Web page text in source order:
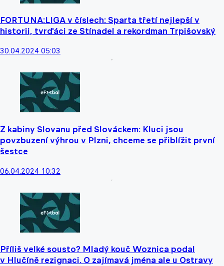
FORTUNA:LIGA v číslech: Sparta třetí nejlepší v
historii, tvrďáci ze Stínadel a rekordman Trpišovský
30.04.2024 05:03
Z kabiny Slovanu před Slováckem: Kluci jsou
povzbuzení výhrou v Plzni, chceme se přiblížit první
šestce
06.04.2024 10:32
Příliš velké sousto? Mladý kouč Woznica podal
v Hlučíně rezignaci. O zajímavá jména ale u Ostravy